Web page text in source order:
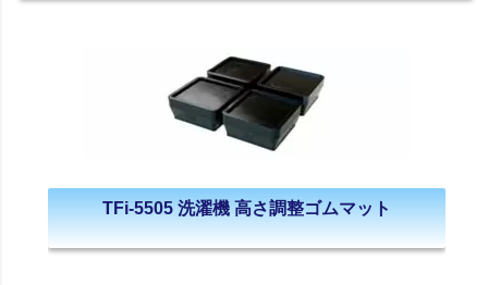
TFi-5505 洗濯機 高さ調整ゴムマット